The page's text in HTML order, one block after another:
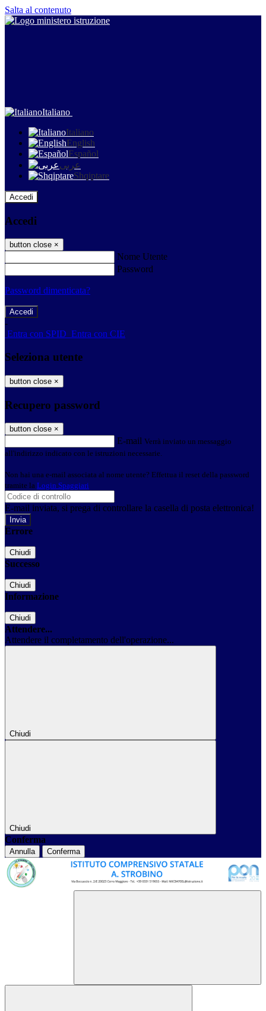
Salta al contenuto
Italiano
Italiano
English
Español
عربى
Shqiptare
Accedi
Accedi
button close ×
Nome Utente
Password
Password dimenticata?
-
Entra con SPID Entra con CIE
Seleziona utente
button close ×
Recupero password
button close ×
E-mail Verrà inviato un messaggio
all'indirizzo indicato con le istruzioni necessarie.
Non hai una e-mail associata al nome utente? Effettua il reset della password
tramite la Login Spaggiari
E-mail inviata, si prega di controllare la casella di posta elettronica!
Errore
Chiudi
Successo
Chiudi
Informazione
Chiudi
Attendere...
Attendere il completamento dell'operazione...
Chiudi
Chiudi
Conferma
Annulla Conferma